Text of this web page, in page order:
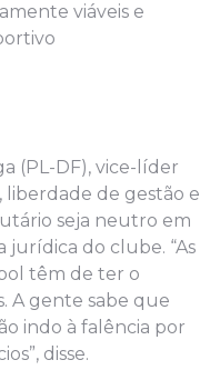
viáveis e
(PL-DF), vice-líder
liberdade de gestão e
seja neutro em
jurídica do clube. “As
têm de ter o
A gente sabe que
indo à falência por
disse.